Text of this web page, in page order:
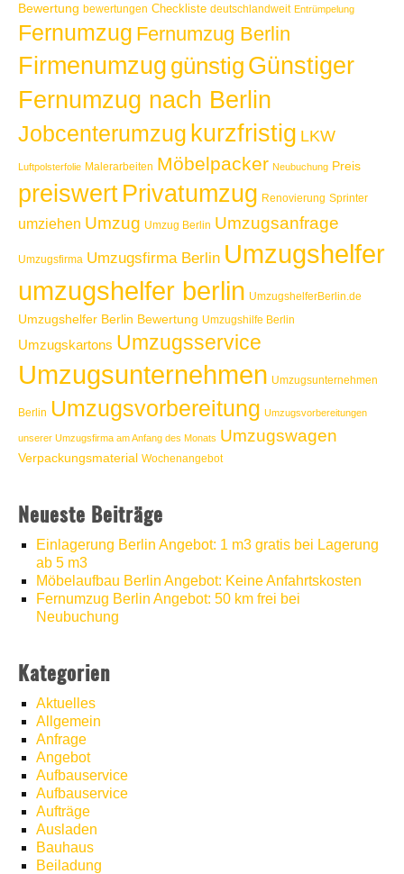
Bewertung bewertungen Checkliste deutschlandweit Entrümpelung
Fernumzug Fernumzug Berlin
Firmenumzug günstig Günstiger
Fernumzug nach Berlin
Jobcenterumzug kurzfristig LKW
Luftpolsterfolie Malerarbeiten Möbelpacker Neubuchung Preis
preiswert Privatumzug Renovierung Sprinter
umziehen Umzug Umzug Berlin Umzugsanfrage
Umzugsfirma Umzugsfirma Berlin Umzugshelfer
umzugshelfer berlin UmzugshelferBerlin.de
Umzugshelfer Berlin Bewertung Umzugshilfe Berlin
Umzugskartons Umzugsservice
Umzugsunternehmen Umzugsunternehmen
Berlin Umzugsvorbereitung Umzugsvorbereitungen
unserer Umzugsfirma am Anfang des Monats Umzugswagen
Verpackungsmaterial Wochenangebot
Neueste Beiträge
Einlagerung Berlin Angebot: 1 m3 gratis bei Lagerung
ab 5 m3
Möbelaufbau Berlin Angebot: Keine Anfahrtskosten
Fernumzug Berlin Angebot: 50 km frei bei
Neubuchung
Kategorien
Aktuelles
Allgemein
Anfrage
Angebot
Aufbauservice
Aufbauservice
Aufträge
Ausladen
Bauhaus
Beiladung